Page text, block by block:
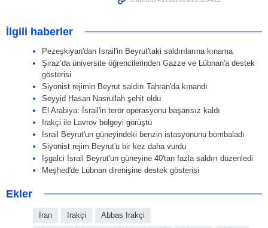
İlgili haberler
Pezeşkiyan'dan İsrail'in Beyrut'taki saldırılarına kınama
Şiraz’da üniversite öğrencilerinden Gazze ve Lübnan'a destek
gösterisi
Siyonist rejimin Beyrut saldırı Tahran'da kınandı
Seyyid Hasan Nasrullah şehit oldu
El Arabiya: İsrail'in terör operasyonu başarısız kaldı
Irakçi ile Lavrov bölgeyi görüştü
İsrail Beyrut'un güneyindeki benzin istasyonunu bombaladı
Siyonist rejim Beyrut'u bir kez daha vurdu
İşgalci İsrail Beyrut'un güneyine 40'tan fazla saldırı düzenledi
Meşhed'de Lübnan direnişine destek gösterisi
Ekler
İran Irakçi Abbas Irakçi